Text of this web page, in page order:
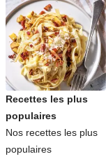
Recettes les plus
populaires
Nos recettes les plus
populaires